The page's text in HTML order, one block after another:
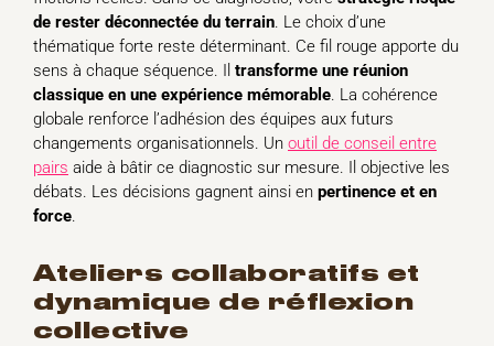
de rester déconnectée du terrain. Le choix d’une
thématique forte reste déterminant. Ce fil rouge apporte du
sens à chaque séquence. Il transforme une réunion
classique en une expérience mémorable. La cohérence
globale renforce l’adhésion des équipes aux futurs
changements organisationnels. Un outil de conseil entre
pairs aide à bâtir ce diagnostic sur mesure. Il objective les
débats. Les décisions gagnent ainsi en pertinence et en
force.
ateliers collaboratifs et
dynamique de réflexion
collective